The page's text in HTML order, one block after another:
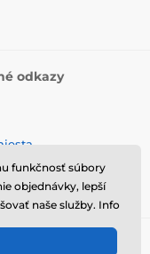
odkazy
funkčnosť súbory
objednávky, lepší
naše služby. Info